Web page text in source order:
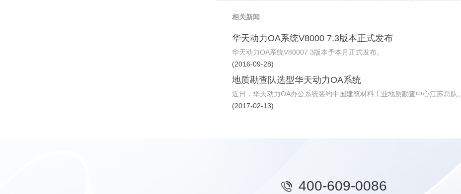
相关新闻
华天动力OA系统V8000 7.3版本正式发布
华天动力OA系统V80007 3版本予本月正式发布。
(2016-09-28)
地质勘查队选型华天动力OA系统
近日，华天动力OA办公系统签约中国建筑材料工业地质勘查中心江苏总队。
(2017-02-13)
400-609-0086